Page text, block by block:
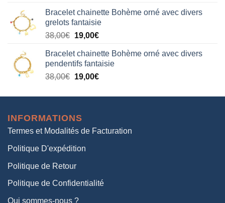
initial
était :
38,00€.
actuel
est :
19,00€.
Bracelet chainette Bohème orné avec divers
grelots fantaisie
38,00€ Le
initial
était :
38,00€.
19,00€Le
actuel
est :
19,00€.
Bracelet chainette Bohème orné avec divers
pendentifs fantaisie
38,00€ Le
initial
38,00€.
19,00€Le
actuel
INFORMATIONS
Termes et Modalités de Facturation
Politique D'expédition
Politique de Retour
Politique de Confidentialité
Qui sommes-nous ?